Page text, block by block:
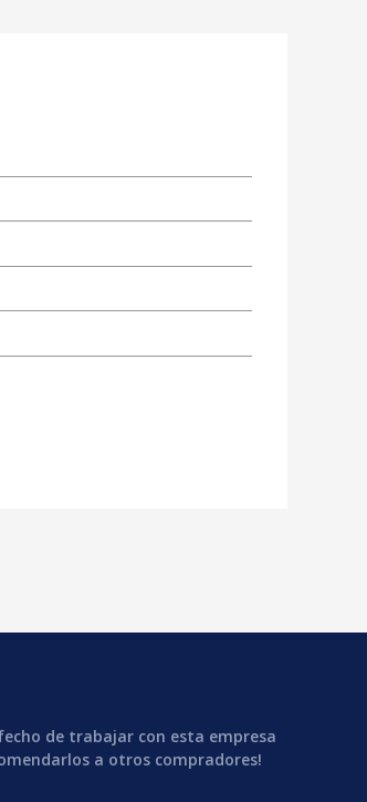
de trabajar con esta empresa
a otros compradores!